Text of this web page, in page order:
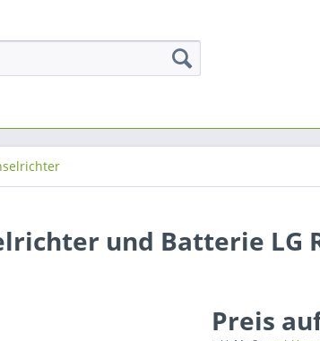
und Batterie LG
Preis